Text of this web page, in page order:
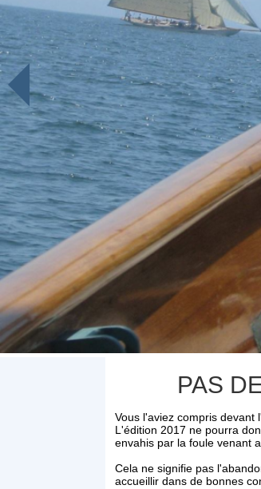
PAS
Vous l'aviez compris devant
L'édition 2017 ne pourra
envahis par la foule venant
Cela ne signifie pas
accueillir dans de bonnes